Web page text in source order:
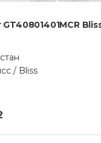
/ Bliss